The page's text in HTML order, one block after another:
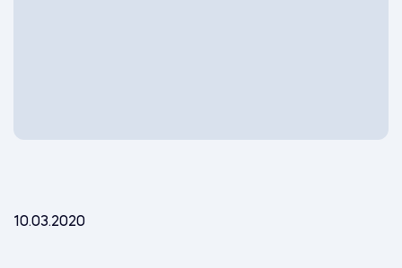
10.03.2020